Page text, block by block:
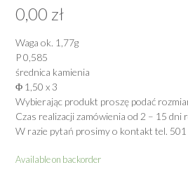
0,00 zł
Waga ok. 1,77g
P 0,585
średnica kamienia
Φ 1,50 x 3
Wybierając produkt proszę podać
Czas realizacji zamówienia od 2 – 15 dni
W razie pytań prosimy o kontakt tel.
Available on backorder